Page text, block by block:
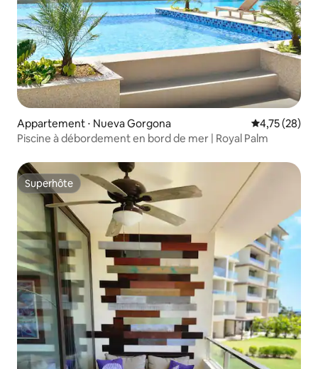
Appartement ⋅ Nueva Gorgona Évaluation
4,75 (28)
Piscine à débordement en bord de mer | Royal Palm
Superhôte
Superhôte